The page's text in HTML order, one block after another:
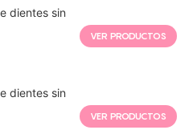
dientes sin
VER PRODUCTOS
dientes sin
VER PRODUCTOS